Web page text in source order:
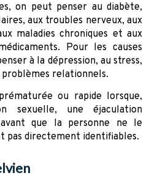
on peut penser au diabète,
aux troubles nerveux, aux
maladies chroniques et aux
Pour les causes
à la dépression, au stress,
relationnels.
ou rapide lorsque,
sexuelle, une éjaculation
que la personne ne le
pas directement identifiables.